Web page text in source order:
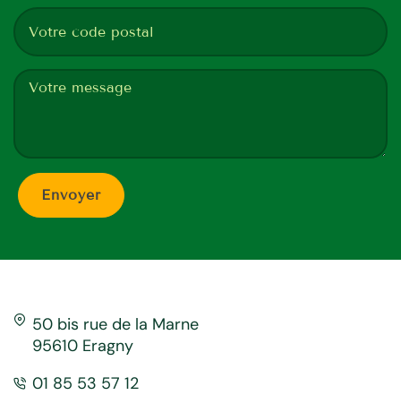
50 bis rue de la Marne
95610 Eragny
01 85 53 57 12